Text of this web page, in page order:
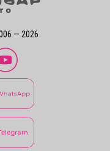
— 2026